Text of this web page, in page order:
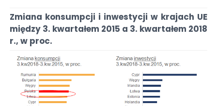
Zmiana konsumpcji i inwestycji w krajach UE
między 3. kwartałem 2015 a 3. kwartałem 2018
r., w proc.